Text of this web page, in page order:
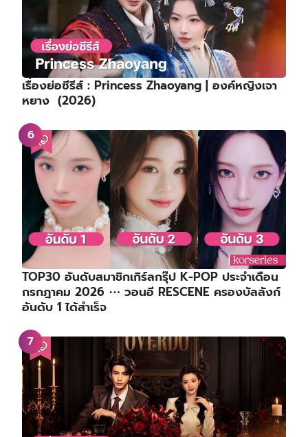
เรื่องย่อซีรีส์ : Princess Zhaoyang | องค์หญิงเจา
หยาง (2026)
TOP30 อันดับสมาชิกเกิร์ลกรุ๊ป K-POP ประจำเดือน
กรกฎาคม 2026 ⋯ วอนอี RESCENE ครองบัลลังก์
อันดับ 1 ได้สำเร็จ